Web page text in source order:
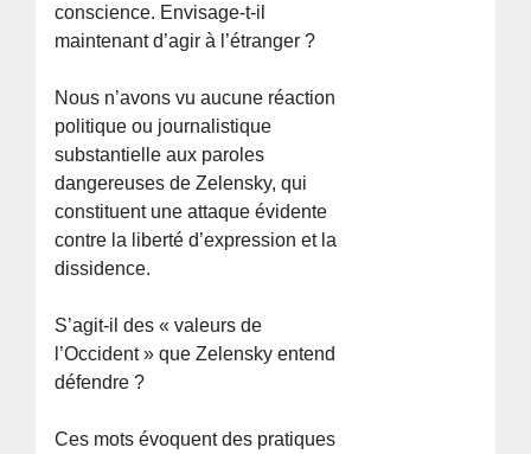
conscience. Envisage-t-il
maintenant d’agir à l’étranger ?
Nous n’avons vu aucune réaction
politique ou journalistique
substantielle aux paroles
dangereuses de Zelensky, qui
constituent une attaque évidente
contre la liberté d’expression et la
dissidence.
S’agit-il des « valeurs de
l’Occident » que Zelensky entend
défendre ?
Ces mots évoquent des pratiques